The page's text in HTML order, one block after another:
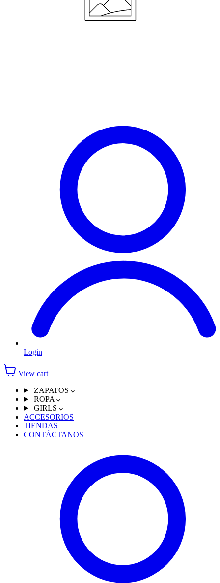
Login
View cart
ZAPATOS
ROPA
GIRLS
ACCESORIOS
TIENDAS
CONTÁCTANOS